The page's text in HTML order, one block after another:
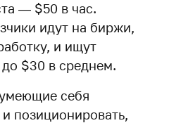
— $50 в час.
идут на биржи,
и ищут
$30 в среднем.
себя
позиционировать,